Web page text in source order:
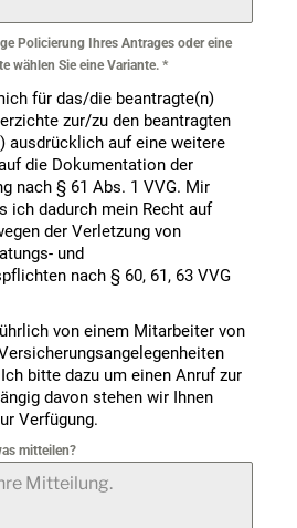
Policierung Ihres Antrages oder eine
wählen Sie eine Variante. *
für das/die beantragte(n)
zur/zu den beantragten
ausdrücklich auf eine weitere
die Dokumentation der
nach § 61 Abs. 1 VVG. Mir
ich dadurch mein Recht auf
der Verletzung von
und
nach § 60, 61, 63 VVG
von einem Mitarbeiter von
bitte dazu um einen Anruf zur
davon stehen wir Ihnen
Verfügung.
mitteilen?